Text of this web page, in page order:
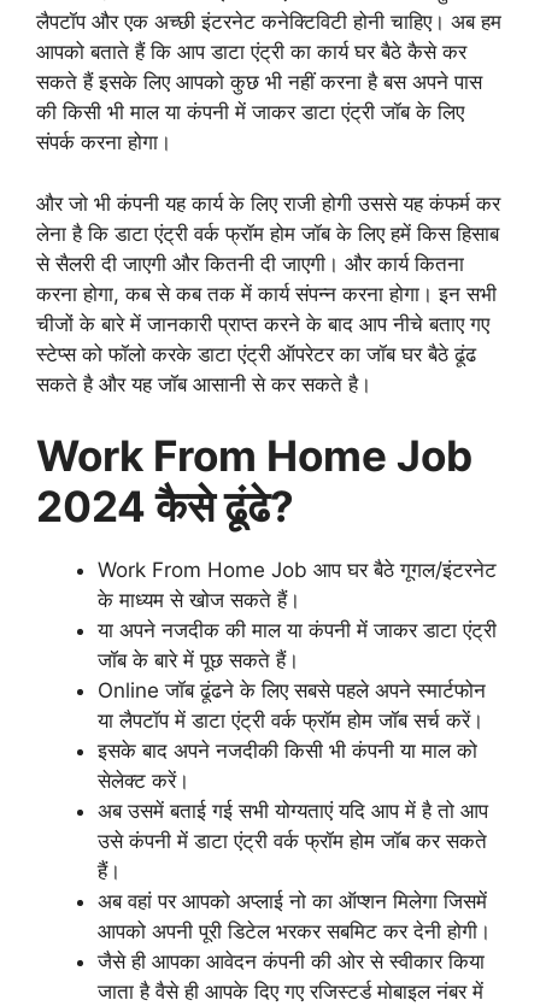
लैपटॉप और एक अच्छी इंटरनेट कनेक्टिविटी होनी चाहिए। अब हम
आपको बताते हैं कि आप डाटा एंट्री का कार्य घर बैठे कैसे कर
सकते हैं इसके लिए आपको कुछ भी नहीं करना है बस अपने पास
की किसी भी माल या कंपनी में जाकर डाटा एंट्री जॉब के लिए
संपर्क करना होगा।
और जो भी कंपनी यह कार्य के लिए राजी होगी उससे यह कंफर्म कर
लेना है कि डाटा एंट्री वर्क फ्रॉम होम जॉब के लिए हमें किस हिसाब
से सैलरी दी जाएगी और कितनी दी जाएगी। और कार्य कितना
करना होगा, कब से कब तक में कार्य संपन्न करना होगा। इन सभी
चीजों के बारे में जानकारी प्राप्त करने के बाद आप नीचे बताए गए
स्टेप्स को फॉलो करके डाटा एंट्री ऑपरेटर का जॉब घर बैठे ढूंढ
सकते है और यह जॉब आसानी से कर सकते है।
Work From Home Job
2024 कैसे ढूंढे?
Work From Home Job आप घर बैठे गूगल/इंटरनेट
के माध्यम से खोज सकते हैं।
या अपने नजदीक की माल या कंपनी में जाकर डाटा एंट्री
जॉब के बारे में पूछ सकते हैं।
Online जॉब ढूंढने के लिए सबसे पहले अपने स्मार्टफोन
या लैपटॉप में डाटा एंट्री वर्क फ्रॉम होम जॉब सर्च करें।
इसके बाद अपने नजदीकी किसी भी कंपनी या माल को
सेलेक्ट करें।
अब उसमें बताई गई सभी योग्यताएं यदि आप में है तो आप
उसे कंपनी में डाटा एंट्री वर्क फ्रॉम होम जॉब कर सकते
हैं।
अब वहां पर आपको अप्लाई नो का ऑप्शन मिलेगा जिसमें
आपको अपनी पूरी डिटेल भरकर सबमिट कर देनी होगी।
जैसे ही आपका आवेदन कंपनी की ओर से स्वीकार किया
जाता है वैसे ही आपके दिए गए रजिस्टर्ड मोबाइल नंबर में